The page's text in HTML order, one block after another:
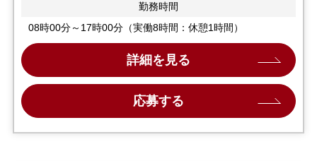
勤務時間
08時00分～17時00分（実働8時間：休憩1時間）
詳細を見る
応募する